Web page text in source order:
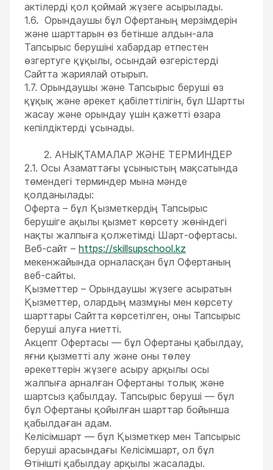
ESC
актілерді қол қоймай жүзеге асырылады.
1.6. Орындаушы бұл Офертаның мерзімдерін
және шарттарын өз бетінше алдын-ала
Тапсырыс берушіні хабардар етпестен
өзгертуге құқылы, осындай өзгерістерді
Сайтта жариялай отырып.
1.7. Орындаушы және Тапсырыс беруші өз
құқық және әрекет қабілеттілігін, бұл Шартты
жасау және орындау үшін қажетті өзара
кепілдіктерді ұсынады.
2. АНЫҚТАМАЛАР ЖӘНЕ ТЕРМИНДЕР
2.1. Осы Азаматтағы ұсыныстың мақсатында
төмендегі терминдер мына мәнде
қолданылады:
Оферта – бұл Қызметкердің Тапсырыс
берушіге ақылы қызмет көрсету жөніндегі
нақты жалпыға қолжетімді Шарт-офертасы.
Веб-сайт – https://skillsupschool.kz
мекенжайында орналасқан бұл Офертаның
веб-сайты.
Қызметтер – Орындаушы жүзеге асыратын
Қызметтер, олардың мазмұны мен көрсету
шарттары Сайтта көрсетілген, оны Тапсырыс
беруші алуға ниетті.
Акцепт Офертасы — бұл Офертаны қабылдау,
яғни қызметті алу және оны төлеу
әрекеттерін жүзеге асыру арқылы осы
жалпыға арналған Офертаны толық және
шартсыз қабылдау. Тапсырыс беруші — бұл
бұл Офертаны қойылған шарттар бойынша
қабылдаған адам.
Келісімшарт — бұл Қызметкер мен Тапсырыс
беруші арасындағы Келісімшарт, ол бұл
Өтінішті қабылдау арқылы жасалады.